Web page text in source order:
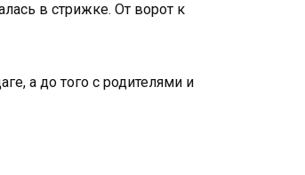
в стрижке. От ворот к
а до того с родителями и